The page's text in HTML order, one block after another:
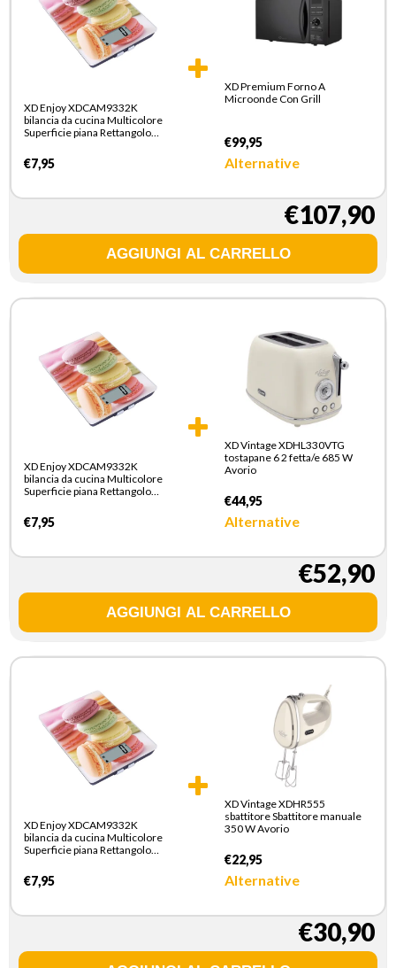
XD Enjoy XDCAM9332K
bilancia da cucina Multicolore
Superficie piana Rettangolo
€7,95
XD Premium Forno A
Microonde Con Grill
€99,95
Alternative
€107,90
XD Enjoy XDCAM9332K
bilancia da cucina Multicolore
Superficie piana Rettangolo
€7,95
XD Vintage XDHL330VTG
tostapane 6 2 fetta/e 685 W
Avorio
€44,95
Alternative
€52,90
XD Enjoy XDCAM9332K
bilancia da cucina Multicolore
Superficie piana Rettangolo
€7,95
XD Vintage XDHR555
sbattitore Sbattitore manuale
350 W Avorio
€22,95
Alternative
€30,90